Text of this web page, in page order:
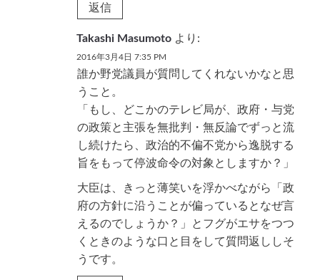
返信
Takashi Masumoto より:
2016年3月4日 7:35 PM
誰か野党議員が質問してくれないかなと思
うこと。
「もし、どこかのテレビ局が、政府・与党
の政策と主張を無批判・無反論でずっと流
し続けたら、政治的不偏不党から逸脱する
旨をもって停波命令の対象としますか？」
大臣は、きっと薄笑いを浮かべながら「政
府の方針に沿うことが偏っているとなぜ言
えるのでしょうか？」とフグがエサをつつ
くときのような口と目をして質問返ししそ
うです。